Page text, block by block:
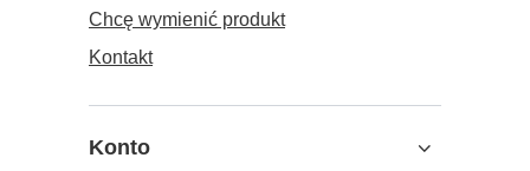
Chcę wymienić produkt
Kontakt
Konto